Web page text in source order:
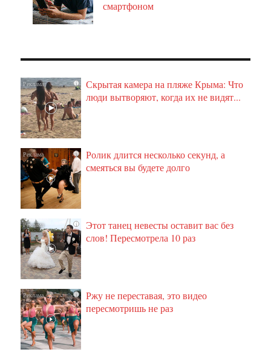
смартфоном
i
Скрытая камера на пляже Крыма: Что
люди вытворяют, когда их не видят...
i
Ролик длится несколько секунд, а
смеяться вы будете долго
i
Этот танец невесты оставит вас без
слов! Пересмотрела 10 раз
i
Ржу не переставая, это видео
пересмотришь не раз